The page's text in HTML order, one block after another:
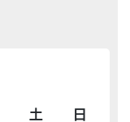
土
日